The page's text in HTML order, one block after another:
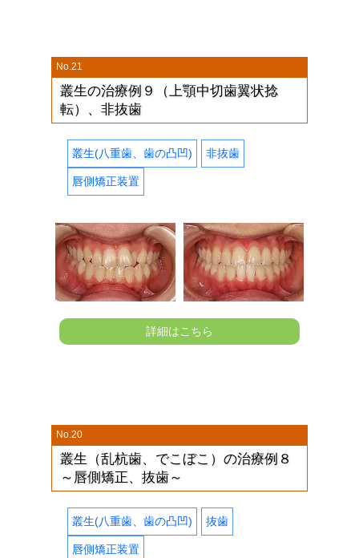
No.21
叢生の治療例９（上顎中切歯翼状捻
転）、非抜歯
叢生(八重歯、歯の凸凹) 非抜歯
唇側矯正装置
詳細はこちら
No.20
叢生（乱杭歯、でこぼこ）の治療例８
～唇側矯正、抜歯～
叢生(八重歯、歯の凸凹) 抜歯
唇側矯正装置